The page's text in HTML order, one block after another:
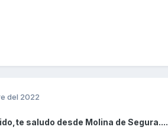
del 2022
saludo desde Molina de Segura....